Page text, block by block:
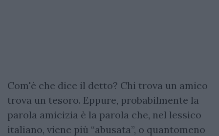
Com'è che dice il detto? Chi trova un amico
trova un tesoro. Eppure, probabilmente la
parola amicizia è la parola che, nel lessico
italiano, viene più “abusata”, o quantomeno